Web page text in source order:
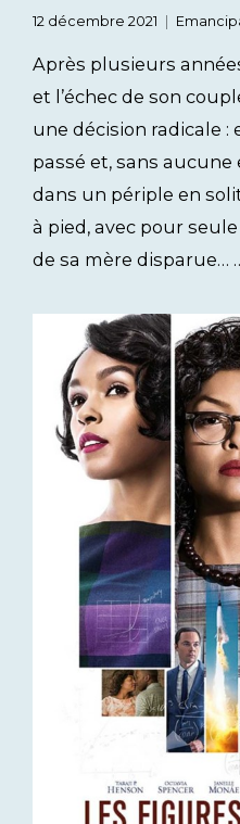
12 décembre 2021
Après plusieurs
et l’échec de son
une décision radicale :
passé et, sans aucune
dans un périple en
à pied, avec pour
de sa mère disparue…